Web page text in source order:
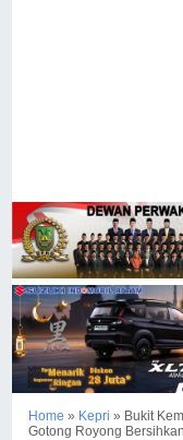
Home » Kepri » Bukit
Gotong Royong